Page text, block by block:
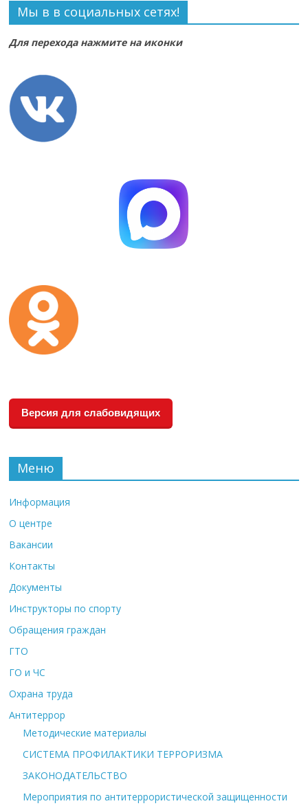
Мы в в социальных сетях!
Для перехода нажмите на иконки
Версия для слабовидящих
Меню
Информация
О центре
Вакансии
Контакты
Документы
Инструкторы по спорту
Обращения граждан
ГТО
ГО и ЧС
Охрана труда
Антитеррор
Методические материалы
СИСТЕМА ПРОФИЛАКТИКИ ТЕРРОРИЗМА
ЗАКОНОДАТЕЛЬСТВО
Мероприятия по антитеррористической защищенности